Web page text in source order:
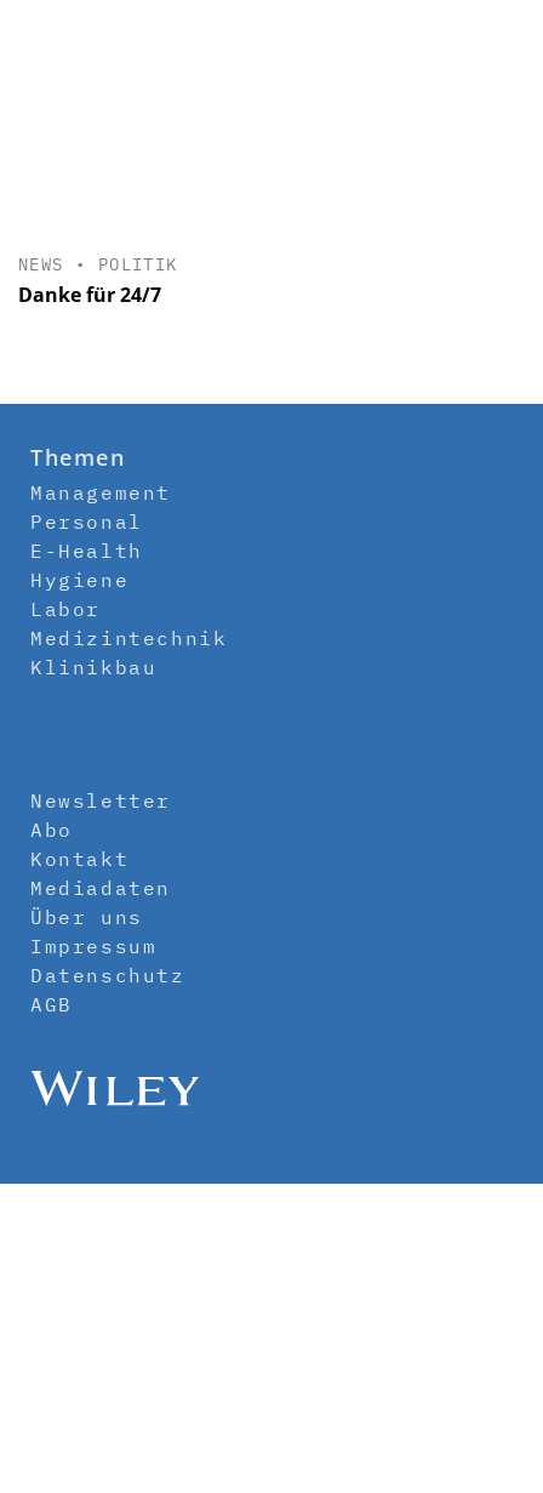
NEWS • POLITIK
Danke für 24/7
Themen
Management
Personal
E-Health
Hygiene
Labor
Medizintechnik
Klinikbau
Newsletter
Abo
Kontakt
Mediadaten
Über uns
Impressum
Datenschutz
AGB